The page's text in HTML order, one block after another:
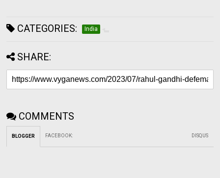
CATEGORIES: India
SHARE:
COMMENTS
BLOGGER FACEBOOK: DISQUS